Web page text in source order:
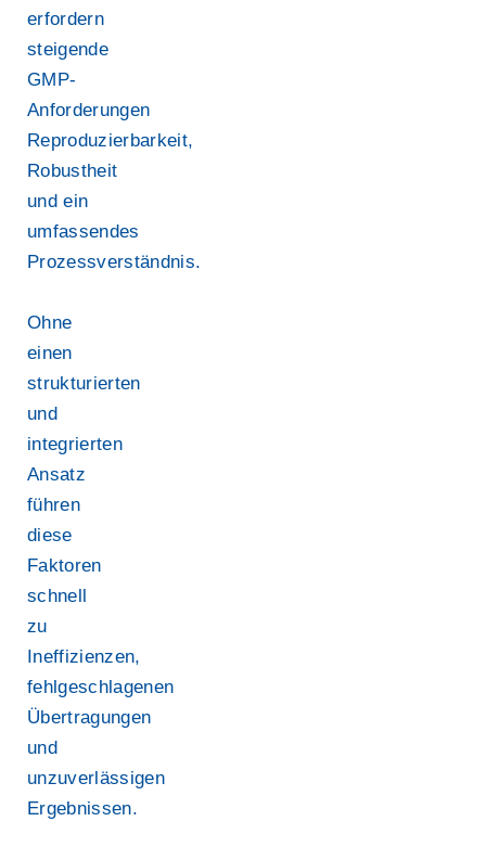
erfordern
steigende
GMP-
Anforderungen
Reproduzierbarkeit,
Robustheit
und ein
umfassendes
Prozessverständnis.
Ohne
einen
strukturierten
und
integrierten
Ansatz
führen
diese
Faktoren
schnell
zu
Ineffizienzen,
fehlgeschlagenen
Übertragungen
und
unzuverlässigen
Ergebnissen.